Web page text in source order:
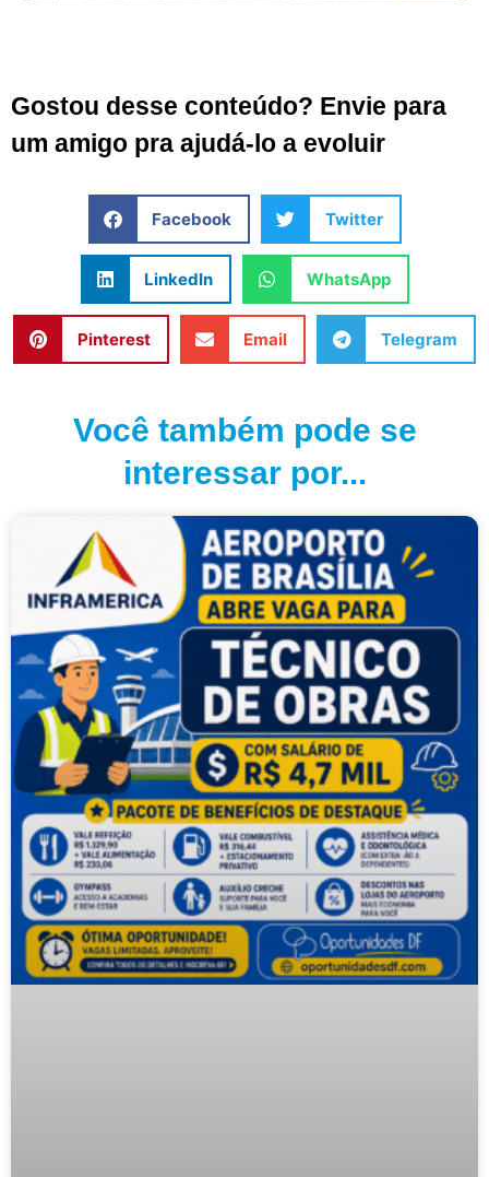
Gostou desse conteúdo? Envie para
um amigo pra ajudá-lo a evoluir
Facebook Twitter
LinkedIn WhatsApp
Pinterest Email Telegram
Você também pode se
interessar por...